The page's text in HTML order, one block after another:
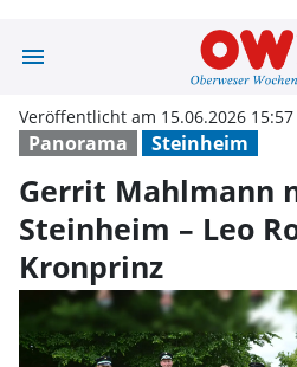
menu
Panorama Steinheim
Veröffentlicht am 15.06.2026 15:57
Gerrit Mahlmann
Steinheim – Leo
Kronprinz